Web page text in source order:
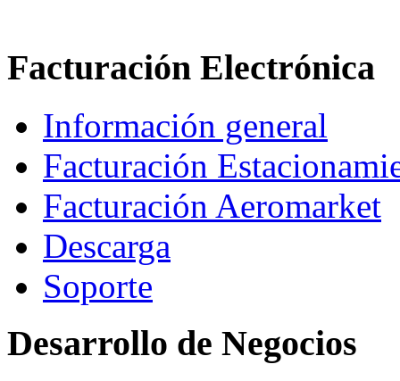
Facturación Electrónica
Información general
Facturación
Facturación Aeromarket
Descarga
Soporte
Desarrollo de Negocios